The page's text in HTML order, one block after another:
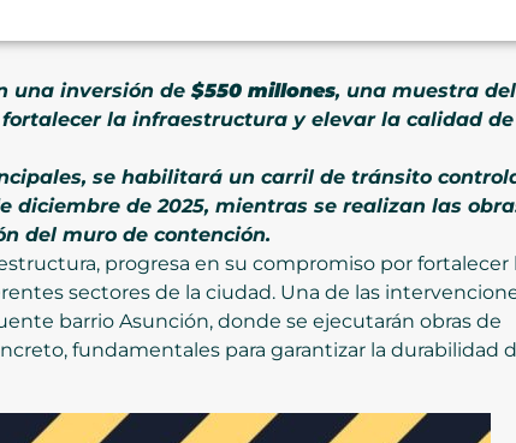
una inversión de $550 millones, una muestra del
la infraestructura y elevar la calidad
se habilitará un carril de tránsito
de 2025, mientras se realizan las
del muro de contención.
progresa en su compromiso por fortalecer
sectores de la ciudad. Una de las
barrio Asunción, donde se ejecutarán obras de
fundamentales para garantizar la durabilidad